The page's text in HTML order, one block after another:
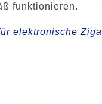
funktionieren.
elektronische